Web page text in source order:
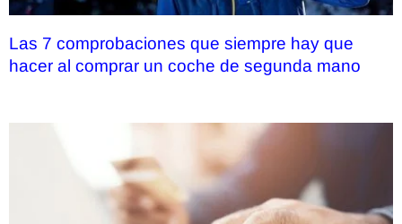
Las 7 comprobaciones que siempre hay que
hacer al comprar un coche de segunda mano